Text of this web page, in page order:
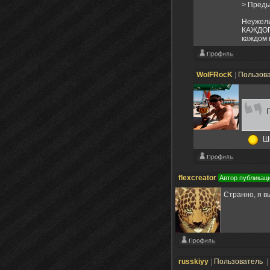
>
каждом
WolFRocK
flexcreator Автор
Странно, я
russkiyy Пользователь